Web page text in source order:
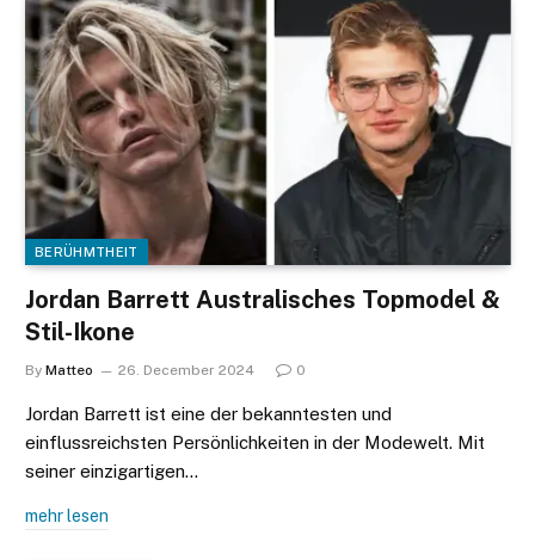
BERÜHMTHEIT
Jordan Barrett Australisches Topmodel &
Stil-Ikone
By Matteo 26. December 2024 0
Jordan Barrett ist eine der bekanntesten und
einflussreichsten Persönlichkeiten in der Modewelt. Mit
seiner einzigartigen…
mehr lesen